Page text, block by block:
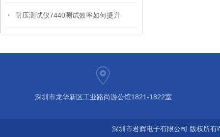
耐压测试仪7440测试效率如何提升
深圳市龙华新区工业路尚游公馆1821-1822室
深圳市君辉电子有限公司 版权所